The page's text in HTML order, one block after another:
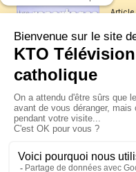
Article
Les
La
XIV
Le